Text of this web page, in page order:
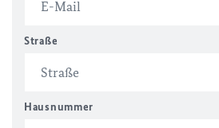
Straße
Hausnummer